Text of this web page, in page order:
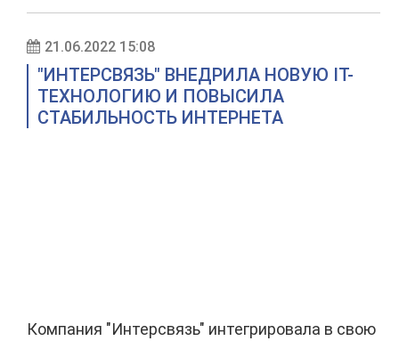
21.06.2022 15:08
"ИНТЕРСВЯЗЬ" ВНЕДРИЛА НОВУЮ IT-
ТЕХНОЛОГИЮ И ПОВЫСИЛА
СТАБИЛЬНОСТЬ ИНТЕРНЕТА
Компания "Интерсвязь" интегрировала в свою